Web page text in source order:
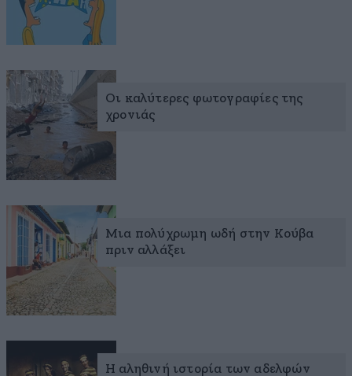
Οι καλύτερες φωτογραφίες της
χρονιάς
Μια πολύχρωμη ωδή στην Κούβα
πριν αλλάξει
Η αληθινή ιστορία των αδελφών